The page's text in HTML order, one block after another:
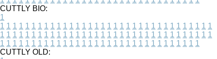
CUTTLY BIO:
1
1 1 1 1 1 1 1 1 1 1 1 1 1 1 1 1 1 1 1 1 1 1 1 1 1 1 1 1 1 1 1 1 1 1
1 1 1 1 1 1 1 1 1 1 1 1 1 1 1 1 1 1 1 1 1 1 1 1 1 1 1 1 1 1 1 1 1 1
1 1 1 1 1 1 1 1 1 1 1 1 1 1 1 1 1 1 1 1 1 1 1 1 1 1 1 1 1 1 1 1
CUTTLY OLD: